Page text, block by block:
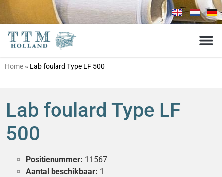
Home » Lab foulard Type LF 500
Lab foulard Type LF
500
Positienummer: 11567
Aantal beschikbaar: 1